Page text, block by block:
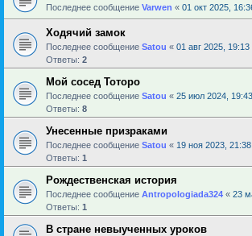
Последнее сообщение Varwen « 01 окт 2025,
Ходячий замок
Последнее сообщение Satou « 01 авг 2025, 19:13
Ответы: 2
Мой сосед Тоторо
Последнее сообщение Satou « 25 июл 2024, 19:43
Ответы: 8
Унесенные призраками
Последнее сообщение Satou « 19 ноя 2023, 21:38
Ответы: 1
Рождественская история
Последнее сообщение Antropologiada324 « 23
Ответы: 1
В стране невыученных уроков